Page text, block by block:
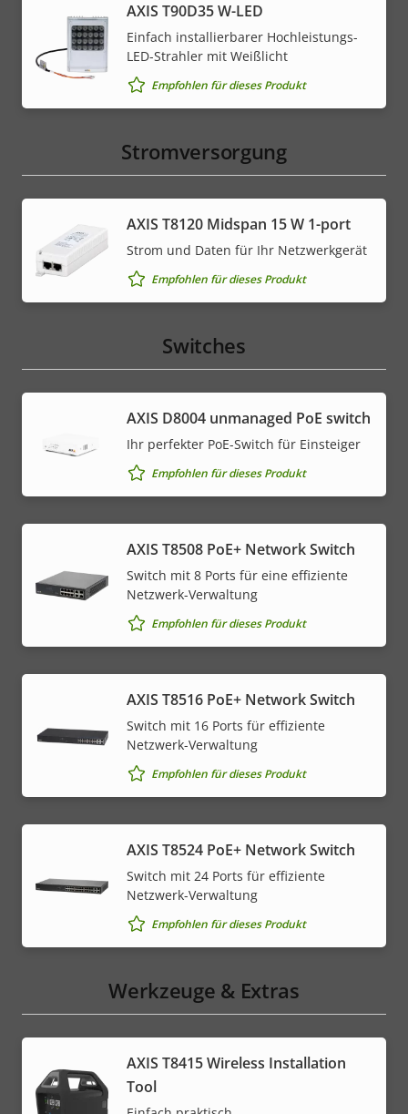
AXIS T90D35 W-LED
Einfach installierbarer Hochleistungs-
LED-Strahler mit Weißlicht
Empfohlen für dieses Produkt
Stromversorgung
AXIS T8120 Midspan 15 W 1-port
Strom und Daten für Ihr Netzwerkgerät
Empfohlen für dieses Produkt
Switches
AXIS ​D8004 unmanaged PoE switch
Ihr perfekter PoE-Switch für Einsteiger
Empfohlen für dieses Produkt
AXIS T8508 PoE+ Network Switch
Switch mit 8 Ports für eine effiziente
Netzwerk-Verwaltung
Empfohlen für dieses Produkt
AXIS T8516 PoE+ Network Switch
Switch mit 16 Ports für effiziente
Netzwerk-Verwaltung
Empfohlen für dieses Produkt
AXIS T8524 PoE+ Network Switch
Switch mit 24 Ports für effiziente
Netzwerk-Verwaltung
Empfohlen für dieses Produkt
Werkzeuge & Extras
AXIS T8415 Wireless Installation
Tool